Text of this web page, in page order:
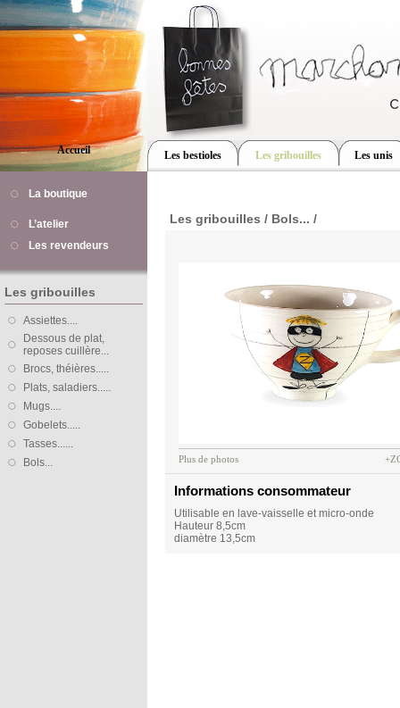
Accueil Les bestioles Les gribouilles Les unis
La boutique
L’atelier
Les revendeurs
Les gribouilles
Assiettes....
Dessous de plat,
reposes cuillère...
Brocs, théières.....
Plats, saladiers.....
Mugs....
Gobelets.....
Tasses......
Bols...
Les gribouilles / Bols... /
Plus de photos
Informations consommateur
Utilisable en lave-vaisselle et micro-onde
Hauteur 8,5cm
diamètre 13,5cm